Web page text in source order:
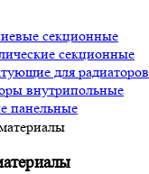
секционные
секционные
для радиаторов
внутрипольные
панельные